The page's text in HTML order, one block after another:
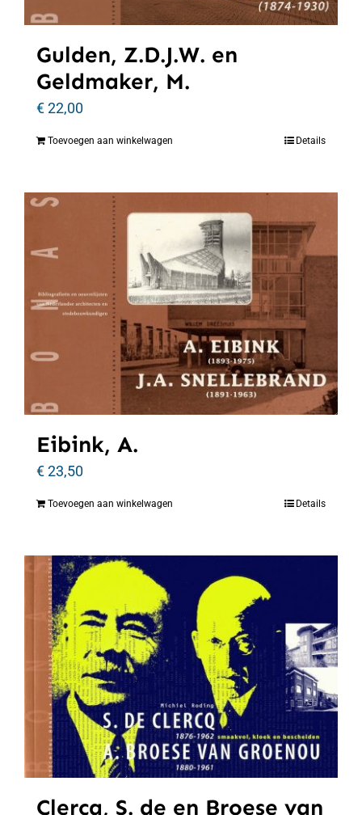
Gulden, Z.D.J.W. en
Geldmaker, M.
€22,00
Toevoegen aan winkelwagen Details
Eibink, A.
€23,50
Toevoegen aan winkelwagen Details
Clercq, S. de en Broese van